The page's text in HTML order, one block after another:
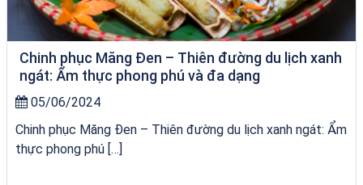
Chinh phục Măng Đen – Thiên đường du lịch xanh
ngát: Ẩm thực phong phú và đa dạng
05/06/2024
Chinh phục Măng Đen – Thiên đường du lịch xanh ngát: Ẩm
thực phong phú […]